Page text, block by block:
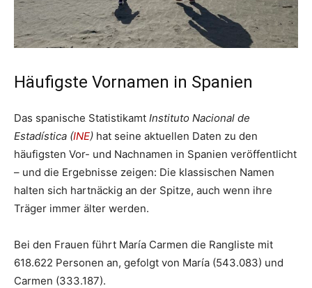
Häufigste Vornamen in Spanien
Das spanische Statistikamt Instituto Nacional de
Estadística (INE) hat seine aktuellen Daten zu den
häufigsten Vor- und Nachnamen in Spanien veröffentlicht
– und die Ergebnisse zeigen: Die klassischen Namen
halten sich hartnäckig an der Spitze, auch wenn ihre
Träger immer älter werden.
Bei den Frauen führt María Carmen die Rangliste mit
618.622 Personen an, gefolgt von María (543.083) und
Carmen (333.187).